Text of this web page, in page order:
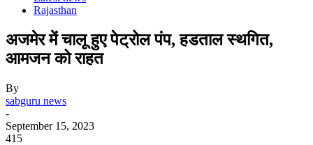
Rajasthan
अजमेर में चालू हुए पेट्रोल पंप, हडताल स्थगित,
आमजन को राहत
By
sabguru news
-
September 15, 2023
415